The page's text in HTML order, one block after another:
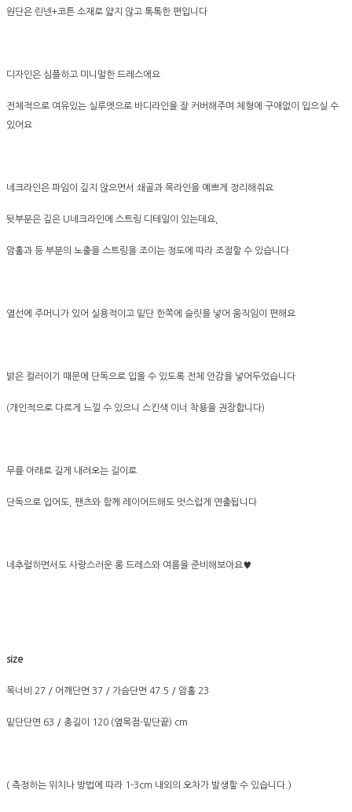
원단은 린넨+코튼 소재로 얇지 않고 톡톡한 편입니다
디자인은 심플하고 미니멀한 드레스에요
전체적으로 여유있는 실루엣으로 바디라인을 잘 커버해주며 체형에 구애없이 입으실 수
있어요
네크라인은 파임이 깊지 않으면서 쇄골과 목라인을 예쁘게 정리해줘요
뒷부분은 깊은 U네크라인에 스트링 디테일이 있는데요,
암홀과 등 부분의 노출을 스트링을 조이는 정도에 따라 조절할 수 있습니다
옆선에 주머니가 있어 실용적이고 밑단 한쪽에 슬릿을 넣어 움직임이 편해요
밝은 컬러이기 때문에 단독으로 입을 수 있도록 전체 안감을 넣어두었습니다
(개인적으로 다르게 느낄 수 있으니 스킨색 이너 착용을 권장합니다)
무릎 아래로 길게 내려오는 길이로
단독으로 입어도, 팬츠와 함께 레이어드해도 멋스럽게 연출됩니다
네추럴하면서도 사랑스러운 롱 드레스와 여름을 준비해보아요♥
size
목너비 27 / 어깨단면 37 / 가슴단면 47.5 / 암홀 23
밑단단면 63 / 총길이 120 (옆목점-밑단끝) cm
( 측정하는 위치나 방법에 따라 1-3cm 내외의 오차가 발생할 수 있습니다.)